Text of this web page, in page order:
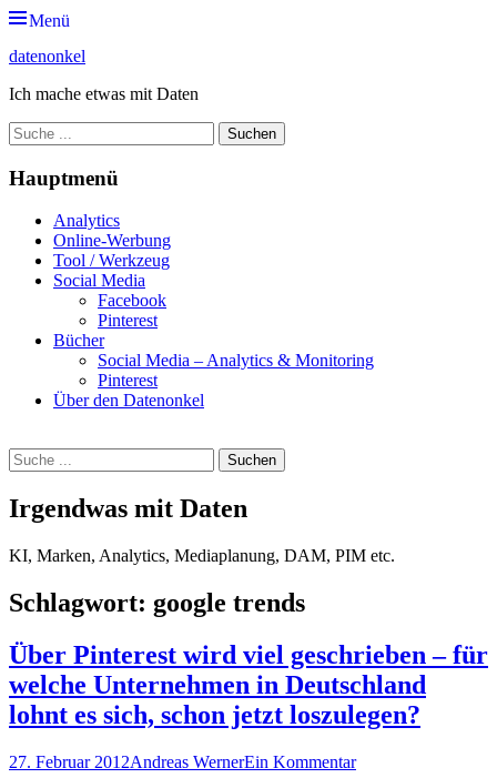
Zum
springen
Menü
datenonkel
Ich mache etwas mit Daten
Suche
nach:
Hauptmenü
Analytics
Online-Werbung
Tool / Werkzeug
Social Media
Facebook
Pinterest
Bücher
Social Media – Analytics & Monitoring
Pinterest
Über den Datenonkel
Suche
nach:
Irgendwas mit Daten
KI, Marken, Analytics, Mediaplanung, DAM, PIM etc.
Schlagwort: google trends
Über Pinterest wird viel geschrieben – für
welche Unternehmen in Deutschland
lohnt es sich, schon jetzt loszulegen?
Posted
27. Februar 2012Autor
Andreas WernerEin Kommentar